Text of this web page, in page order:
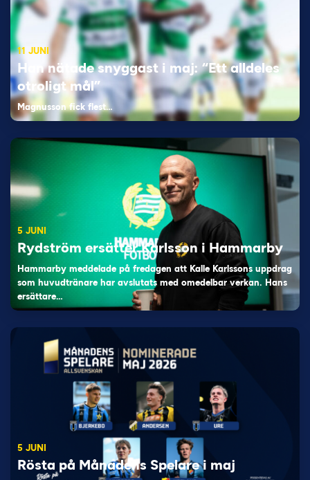
11 JUNI
Han nätade snyggast i maj: “Ett alldeles
otroligt mål”
Magnusson fick flest…
5 JUNI
Rydström ersätter Karlsson i Hammarby
Hammarby meddelade på fredagen att Kalle Karlssons uppdrag
som huvudtränare har avslutats med omedelbar verkan. Hans
ersättare…
5 JUNI
Rösta på Månadens Spelare i maj